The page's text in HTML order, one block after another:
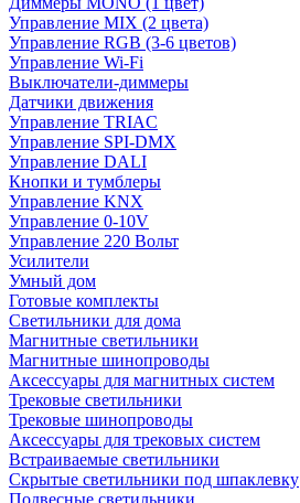
Управление MIX (2 цвета)
Управление RGB (3-6 цветов)
Управление Wi-Fi
Выключатели-диммеры
Датчики движения
Управление TRIAC
Управление SPI-DMX
Управление DALI
Кнопки и тумблеры
Управление KNX
Управление 0-10V
Управление 220 Вольт
Усилители
Умный дом
Готовые комплекты
Светильники для дома
Магнитные светильники
Магнитные шинопроводы
Аксессуары для магнитных систем
Трековые светильники
Трековые шинопроводы
Аксессуары для трековых систем
Встраиваемые светильники
Скрытые светильники под шпаклевку
Подвесные светильники